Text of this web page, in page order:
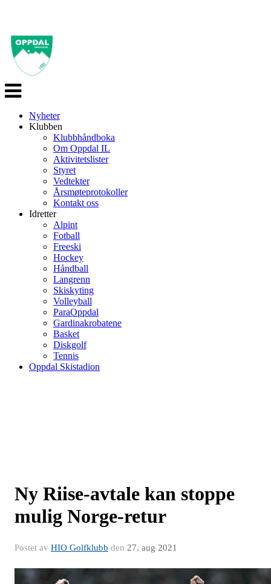
Veksle
navigasjon
Nyheter
Klubben
Klubbhåndboka
Om Oppdal IL
Aktivitetslister
Styret
Vedtekter
Årsmøteprotokoller
Kontakt oss
Idretter
Alpint
Fotball
Freeski
Hockey
Håndball
Langrenn
Skiskyting
Volleyball
ParaOppdal
Gardinakrobatene
Basket
Diskgolf
Tennis
Oppdal Skistadion
Ny Riise-avtale kan stoppe
mulig Norge-retur
Postet av HIO Golfklubb den 27. aug 2021